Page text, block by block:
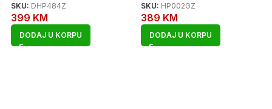
SKU: DHP484Z
399 KM
DODAJ U KORPU
SKU: HP002GZ
389 KM
DODAJ U KORPU